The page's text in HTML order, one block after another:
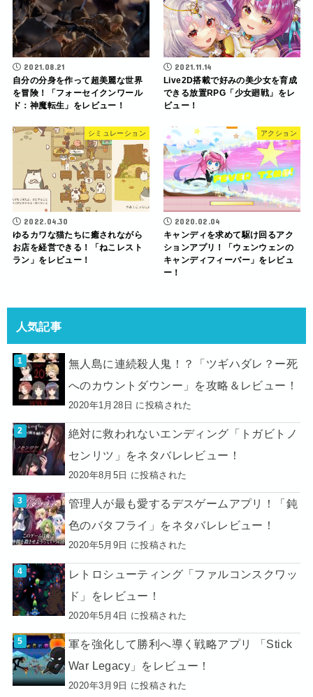
2021.08.21
自分の分身を作って超美麗な世界
を冒険！「フォーセイクンワール
ド：神魔転生」をレビュー！
2021.11.14
Live2D搭載で好みの美少女を育成
できる放置RPG「少女廻戦」をレ
ビュー！
シミュレーション
2022.04.30
ゆるカワな猫たちに癒されながら
お店を経営できる！「ねこレスト
ラン」をレビュー！
アクション
2020.02.04
キャンディを求めて駆け回るアク
ションアプリ！「ウェンウェンの
キャンディフィーバー」をレビュ
ー！
人気記事
無人島に連続殺人鬼！？「ツギハダレ？ー死
へのカウントダウンー」を攻略＆レビュー！
2020年1月28日 に投稿された
絶対に救われないエンディング「トガビトノ
センリツ」をネタバレレビュー！
2020年8月5日 に投稿された
管理人が最も愛するデスゲームアプリ！「鈍
色のバタフライ」をネタバレレビュー！
2020年5月9日 に投稿された
レトロシューティング「ファルコンスクワッ
ド」をレビュー！
2020年5月4日 に投稿された
軍を強化して勝利へ導く戦略アプリ 「Stick
War Legacy」をレビュー！
2020年3月9日 に投稿された